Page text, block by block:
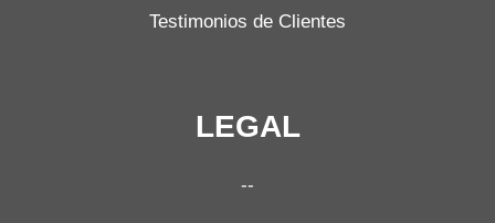
Testimonios de Clientes
LEGAL
--